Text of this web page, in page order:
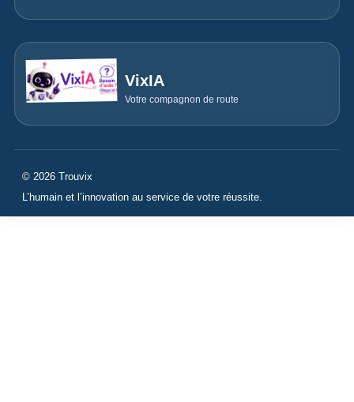
VixIA
Votre compagnon de route
© 2026 Trouvix
L’humain et l’innovation au service de votre réussite.